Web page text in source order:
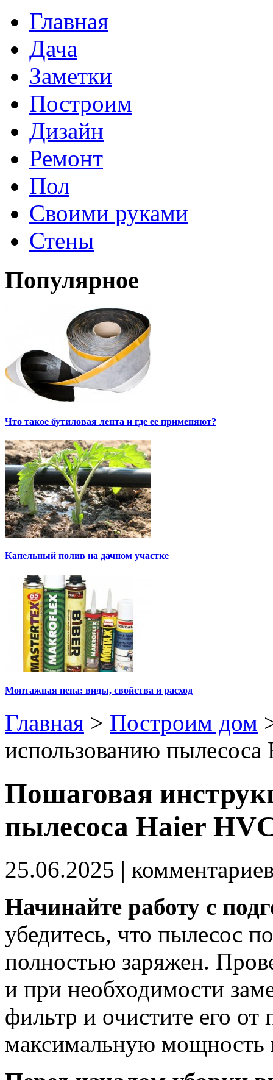
Главная
Дача
Заметки
Построим
Дизайн
Ремонт
Пол
Своими руками
Стены
Популярное
Что такое бутиловая лента и где ее применяют?
Капельный полив на дачном участке
Монтажная пена: виды, свойства и расход
Главная > Построим дом
использованию
Пошаговая
пылесоса Haier
25.06.2025 |
Начинайте работу с
убедитесь, что пылесос
полностью заряжен.
и при необходимости
фильтр и очистите его
максимальную мощность